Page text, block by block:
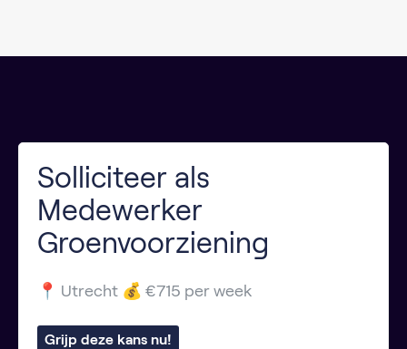
Solliciteer als
Medewerker
Groenvoorziening
📍 Utrecht 💰 €715 per week
Grijp deze kans nu!